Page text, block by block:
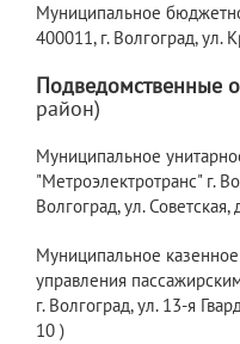
Муниципальное
400011, г. Волгоград, ул.
Подведомственные
район)
Муниципальное
"Метроэлектротранс" г.
Волгоград, ул.
Муниципальное
управления
г. Волгоград, ул. 13-я
10 )